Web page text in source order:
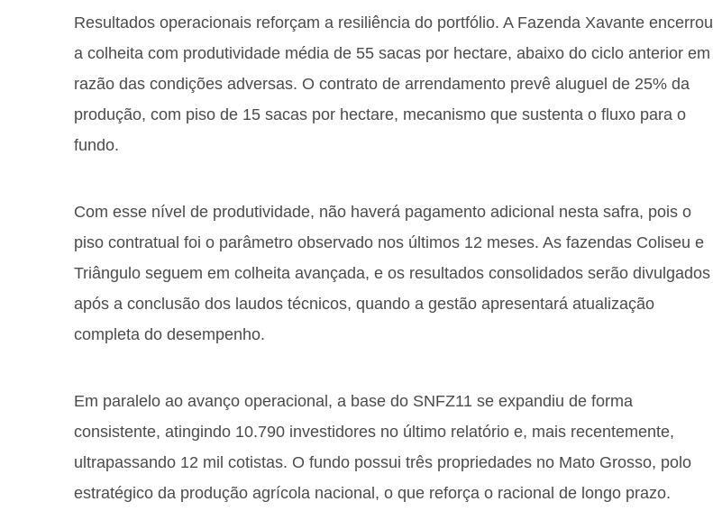
Resultados operacionais reforçam a resiliência do portfólio. A Fazenda Xavante encerrou
a colheita com produtividade média de 55 sacas por hectare, abaixo do ciclo anterior em
razão das condições adversas. O contrato de arrendamento prevê aluguel de 25% da
produção, com piso de 15 sacas por hectare, mecanismo que sustenta o fluxo para o
fundo.
Com esse nível de produtividade, não haverá pagamento adicional nesta safra, pois o
piso contratual foi o parâmetro observado nos últimos 12 meses. As fazendas Coliseu e
Triângulo seguem em colheita avançada, e os resultados consolidados serão divulgados
após a conclusão dos laudos técnicos, quando a gestão apresentará atualização
completa do desempenho.
Em paralelo ao avanço operacional, a base do SNFZ11 se expandiu de forma
consistente, atingindo 10.790 investidores no último relatório e, mais recentemente,
ultrapassando 12 mil cotistas. O fundo possui três propriedades no Mato Grosso, polo
estratégico da produção agrícola nacional, o que reforça o racional de longo prazo.